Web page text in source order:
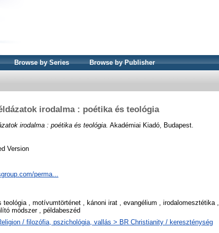
Browse by Series Browse by Publisher
irodalma : poétika és teológia
irodalma : poétika és teológia. Akadémiai Kiadó, Budapest.
Version
perma...
teológia , motívumtörténet , kánoni irat , evangélium , irodalomesztétika ,
módszer , példabeszéd
/ filozófia, pszichológia, vallás > BR Christianity / kereszténység